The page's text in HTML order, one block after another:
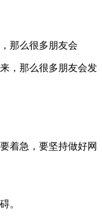
那么很多朋友会
，那么很多朋友会发
着急，要坚持做好网
。